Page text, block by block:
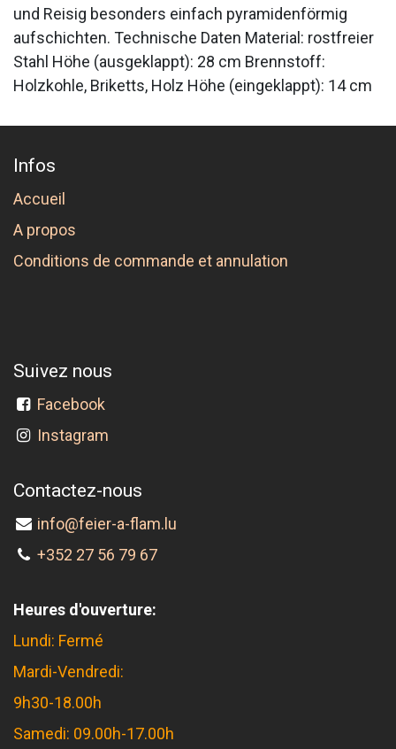
und Reisig besonders einfach pyramidenförmig
aufschichten. Technische Daten Material: rostfreier
Stahl Höhe (ausgeklappt): 28 cm Brennstoff:
Holzkohle, Briketts, Holz Höhe (eingeklappt): 14 cm
Infos
Accueil
A propos
Conditions de commande et annulation
Suivez nous
Facebook
Instagram
Contactez-nous
info@feier-a-flam.lu
+352 27 56 79 67
Heures d'ouverture:
Lundi: Fermé
Mardi-Vendredi:
9h30-18.00h
Samedi: 09.00h-17.00h